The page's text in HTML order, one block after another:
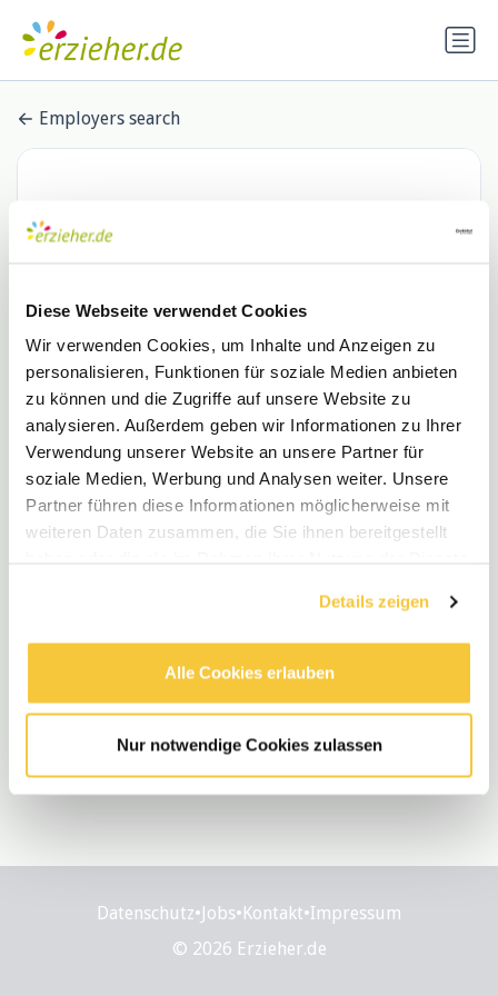
Diese Webseite verwendet Cookies
Wir verwenden Cookies, um Inhalte und Anzeigen zu
personalisieren, Funktionen für soziale Medien anbieten
zu können und die Zugriffe auf unsere Website zu
analysieren. Außerdem geben wir Informationen zu Ihrer
Verwendung unserer Website an unsere Partner für
soziale Medien, Werbung und Analysen weiter. Unsere
Partner führen diese Informationen möglicherweise mit
weiteren Daten zusammen, die Sie ihnen bereitgestellt
Details zeigen
Alle Cookies erlauben
Nur notwendige Cookies zulassen
Employers search
Stadt Emmendingen
0 Stellenangebote
Datenschutz•Jobs•Kontakt•Impressum
© 2026 Erzieher.de